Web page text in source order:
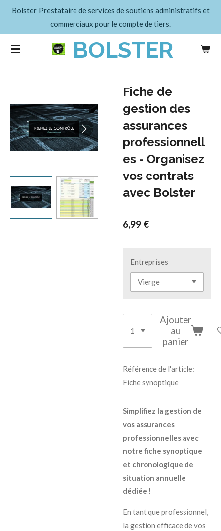
Passer
principal
BOLSTER
Bolster, Prestataire de services de soutiens administratifs et
commerciaux pour le compte de tiers.
Fiche de
gestion des
assurances
professionnell
es - Organisez
vos contrats
avec Bolster
6,99 €
Entreprises
Ajouter
au
panier
Référence de l'article:
Fiche synoptique
Simplifiez la gestion de
vos assurances
professionnelles avec
notre fiche synoptique
et chronologique de
situation annuelle
dédiée !
En tant que professionnel,
la gestion efficace de vos